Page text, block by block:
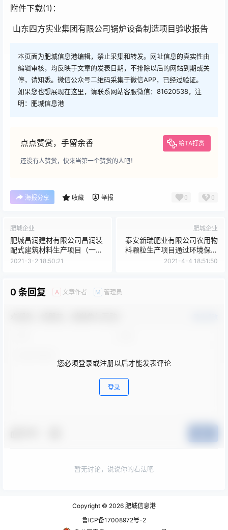
附件下载(1)：
山东四方实业集团有限公司锅炉设备制造项目验收报告
本页面为肥城信息港编辑，禁止采集和转发。网址信息的真实性由
编辑审核，均反映于文章的发表日期，不排除以后的网站到期或关
停，请知悉。微信公众号二维码采集于微信APP，已经过验证。
如果您也想展现在这里，请联系网站客服微信：81620538，注
明：肥城信息港
点点赞赏，手留余香 给TA打赏
还没有人赞赏，快来当第一个赞赏的人吧！
海报分享 收藏 举报 0 0
肥城企业
肥城昌润建材有限公司昌润装
配式建筑材料生产项目（一
期）通过环境保护验收工作的
2021-3-2 18:50:21
肥城企业
泰安新瑞肥业有限公司农用物
料颗粒生产项目通过环境保护
验收工作的公示
2021-4-4 18:51:50
0 条回复 A 文章作者 M 管理员
您必须登录或注册以后才能发表评论
登录
暂无讨论，说说你的看法吧
Copyright © 2026 肥城信息港
鲁ICP备17008972号-2